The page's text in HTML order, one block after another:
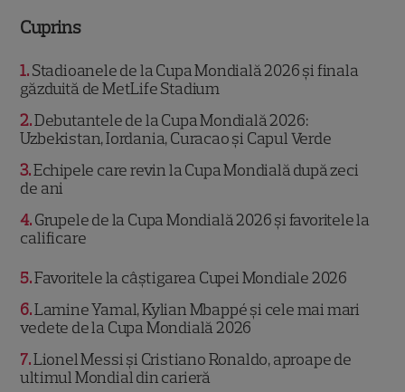
Cuprins
1 Stadioanele de la Cupa Mondială 2026 și finala
găzduită de MetLife Stadium
2 Debutantele de la Cupa Mondială 2026:
Uzbekistan, Iordania, Curacao și Capul Verde
3 Echipele care revin la Cupa Mondială după zeci
de ani
4 Grupele de la Cupa Mondială 2026 și favoritele la
calificare
5 Favoritele la câștigarea Cupei Mondiale 2026
6 Lamine Yamal, Kylian Mbappé și cele mai mari
vedete de la Cupa Mondială 2026
7 Lionel Messi și Cristiano Ronaldo, aproape de
ultimul Mondial din carieră